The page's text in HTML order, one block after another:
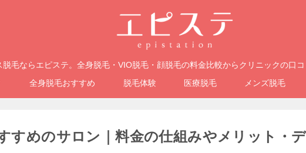
脱毛ならエピステ。全身脱毛・VIO脱毛・顔脱毛の料金比較からクリニックの口
全身脱毛おすすめ 脱毛体験 医療脱毛 メンズ脱毛
すめのサロン｜料金の仕組みやメリット・デ